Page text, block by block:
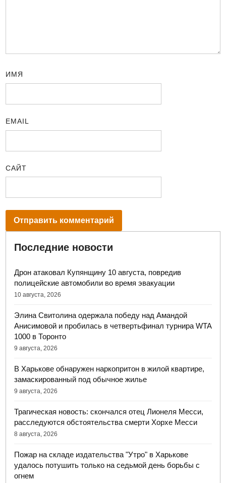
ИМЯ
EMAIL
САЙТ
Последние новости
Дрон атаковал Купянщину 10 августа, повредив
полицейские автомобили во время эвакуации
10 августа, 2026
Элина Свитолина одержала победу над Амандой
Анисимовой и пробилась в четвертьфинал турнира WTA
1000 в Торонто
9 августа, 2026
В Харькове обнаружен наркопритон в жилой квартире,
замаскированный под обычное жилье
9 августа, 2026
Трагическая новость: скончался отец Лионеля Месси,
расследуются обстоятельства смерти Хорхе Месси
8 августа, 2026
Пожар на складе издательства "Утро" в Харькове
удалось потушить только на седьмой день борьбы с
огнем